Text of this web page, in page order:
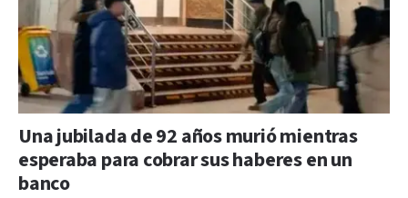
Una jubilada de 92 años murió mientras
esperaba para cobrar sus haberes en un
banco